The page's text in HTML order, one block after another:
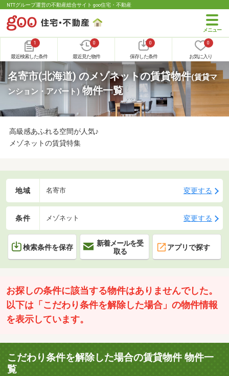
NTTグループ運営の不動産総合サイト goo住宅・不動産
1
最近検索した条件
0
最近見た物件
0
保存した条件
0
お気に入り
名寄市(北海道) のメゾネットの賃貸物件(賃貸マ
ンション・アパート) 物件一覧
高級感あふれる空間が人気♪
メゾネットの賃貸特集
地域 名寄市 変更する
条件 メゾネット 変更する
検索条件を保存
新着メールを受
取る
アプリで探す
お探しの条件に該当する物件はありませんでした。
以下は「こだわり条件を解除した場合」の物件情報
を表示しています。
こだわり条件を解除した場合の賃貸物件 物件一
覧